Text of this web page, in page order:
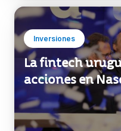
Inversiones
La fintech
acciones en